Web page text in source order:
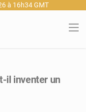
à 16h34 GMT
il inventer un